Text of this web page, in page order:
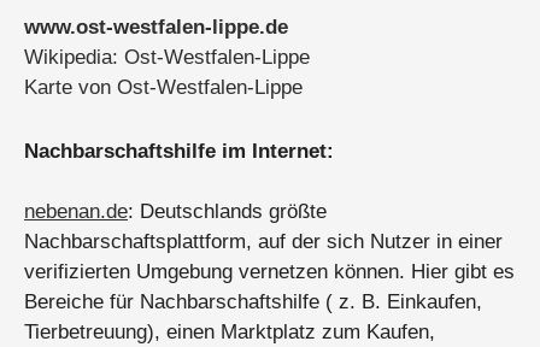
www.ost-westfalen-lippe.de
Wikipedia: Ost-Westfalen-Lippe
Karte von Ost-Westfalen-Lippe
Nachbarschaftshilfe im Internet:
nebenan.de: Deutschlands größte
Nachbarschaftsplattform, auf der sich Nutzer in einer
verifizierten Umgebung vernetzen können. Hier gibt es
Bereiche für Nachbarschaftshilfe ( z. B. Einkaufen,
Tierbetreuung), einen Marktplatz zum Kaufen,